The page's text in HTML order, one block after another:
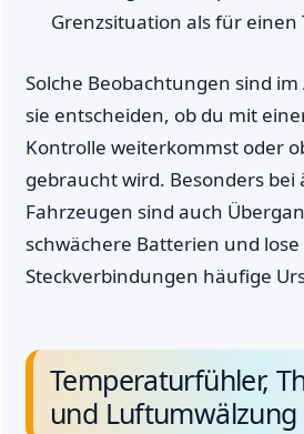
Grenzsituation als für einen
Solche Beobachtungen sind
sie entscheiden, ob du mit
Kontrolle weiterkommst oder
gebraucht wird. Besonders bei
Fahrzeugen sind auch
schwächere Batterien und lose
Steckverbindungen häufige
Temperaturfühler,
und